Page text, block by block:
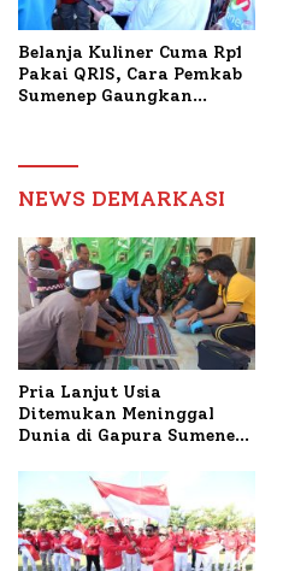
Belanja Kuliner Cuma Rp1
Pakai QRIS, Cara Pemkab
Sumenep Gaungkan
NEWS DEMARKASI
Pria Lanjut Usia
Ditemukan Meninggal
Dunia di Gapura Sumenep,